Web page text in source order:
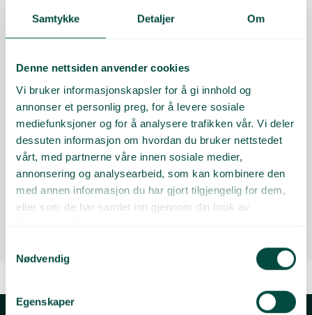
Samtykke Detaljer Om
Denne nettsiden anvender cookies
Vi bruker informasjonskapsler for å gi innhold og
annonser et personlig preg, for å levere sosiale
mediefunksjoner og for å analysere trafikken vår. Vi deler
dessuten informasjon om hvordan du bruker nettstedet
vårt, med partnerne våre innen sosiale medier,
annonsering og analysearbeid, som kan kombinere den
med annen informasjon du har gjort tilgjengelig for dem,
eller som de har samlet inn gjennom din bruk av
Nødvendig
Egenskaper
Emballasjedesign
FAQ
Oppdatert:
03.02.2026
Hvorfor er det viktig å gjenvinne
emballasjekartong?
Innsamling og gjenvinning
FAQ
Oppdatert:03.02.2026